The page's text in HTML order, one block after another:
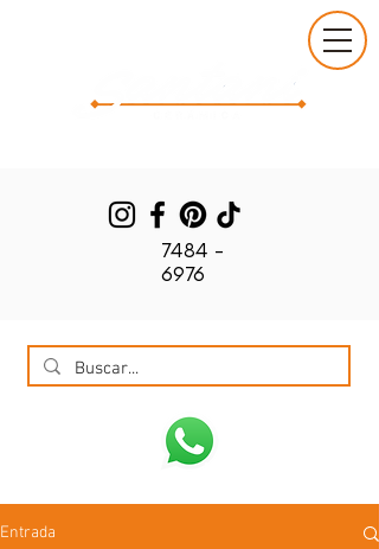
7484 -
6976
Entrada